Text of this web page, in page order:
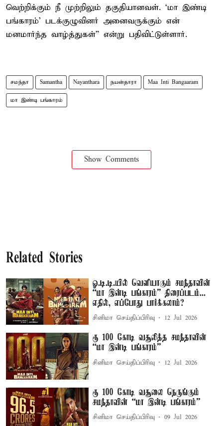
வெற்றிக்கும் நீ முற்றிலும் தகுதியானவள். ‘மா இண்டி
பங்காரம்’ படக்குழுவினர் அனைவருக்கும் என்
மனமார்ந்த வாழ்த்துகள்” என்று பதிவிட்டுள்ளார்.
சமந்தா Samantha Nayanthara நயன்தாரா Maa Inti Bangaaram
மா இண்டி பங்காரம்
Show Comments
Related Stories
ஓ.டி.டி.யில் வெளியாகும் சமந்தாவின்
“மா இன்டி பங்காரம்” திரைப்படம்...
எதில், எப்போது பார்க்கலாம்?
சினிமா செய்திப்பிரிவு 12 Jul 2026
ரூ 100 கோடி வசூலித்த சமந்தாவின்
“மா இன்டி பங்காரம்”
சினிமா செய்திப்பிரிவு 12 Jul 2026
ரூ 100 கோடி வசூலை நெருங்கும்
சமந்தாவின் “மா இன்டி பங்காரம்”
சினிமா செய்திப்பிரிவு 09 Jul 2026